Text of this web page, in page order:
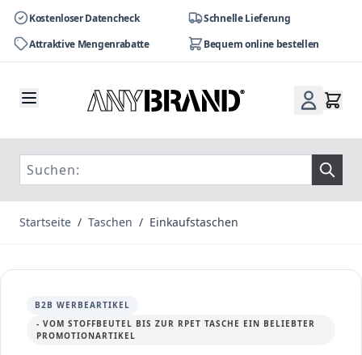
Kostenloser Datencheck
Schnelle Lieferung
Attraktive Mengenrabatte
Bequem online bestellen
Startseite / Taschen / Einkaufstaschen
B2B WERBEARTIKEL
- VOM STOFFBEUTEL BIS ZUR RPET TASCHE EIN BELIEBTER
PROMOTIONARTIKEL